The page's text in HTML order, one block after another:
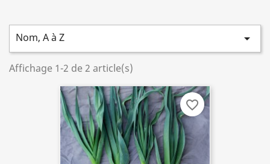
Nom, A à Z 
Affichage 1-2 de 2 article(s)
favorite_border